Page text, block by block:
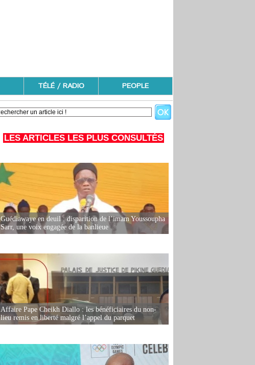
TÉLÉ / RADIO PEOPLE
LES ARTICLES LES PLUS CONSULTÉS
Guédiawaye en deuil : disparition de l’imam Youssoupha
Sarr, une voix engagée de la banlieue
Affaire Pape Cheikh Diallo : les bénéficiaires du non-
lieu remis en liberté malgré l’appel du parquet